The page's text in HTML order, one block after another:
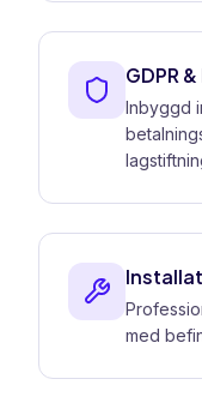
GDPR
Inbyggd
med